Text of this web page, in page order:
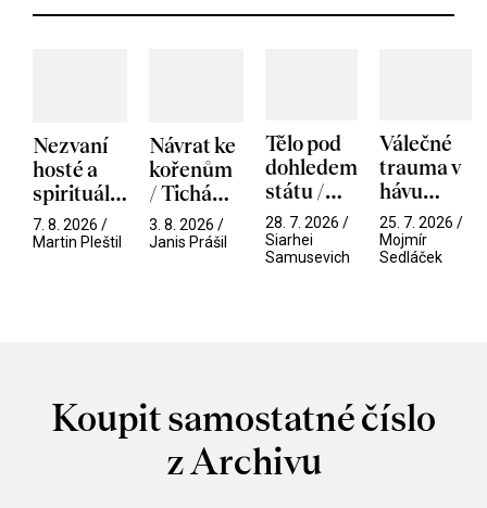
Nezvaní
hosté a
spirituální
narušitelé
z vesmíru
7. 8. 2026 /
Martin Pleštil
Návrat ke
kořenům
/ Tichá
přítelkyně
3. 8. 2026 /
Janis Prášil
Tělo pod
dohledem
státu /
Pramen
28. 7. 2026 /
Siarhei
Samusevich
Válečné
trauma v
hávu
spektáklu
/ Odyssea
25. 7. 2026 /
Mojmír
Sedláček
Koupit samostatné číslo
z Archivu